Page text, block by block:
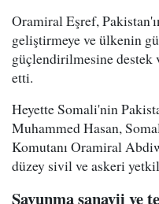
Oramiral Eşref,
geliştirmeye ve ülkenin
güçlendirilmesine destek
etti.
Heyette Somali'nin
Muhammed Hasan,
Komutanı Oramiral
düzey sivil ve askeri
Savunma sanayii ve